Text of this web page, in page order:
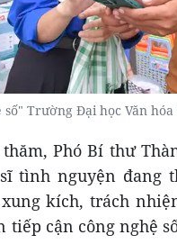
Trường Đại học Văn
Phó Bí thư
tình nguyện đang
kích, trách
tiếp cận công nghệ